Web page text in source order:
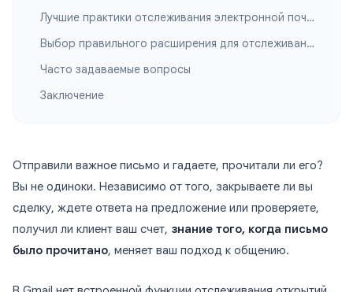
Лучшие практики отслеживания электронной почты
Выбор правильного расширения для отслеживания в Gmail
Часто задаваемые вопросы
Заключение
Отправили важное письмо и гадаете, прочитали ли его?
Вы не одиноки. Независимо от того, закрываете ли вы
сделку, ждете ответа на предложение или проверяете,
получил ли клиент ваш счет, знание того, когда письмо
было прочитано, меняет ваш подход к общению.